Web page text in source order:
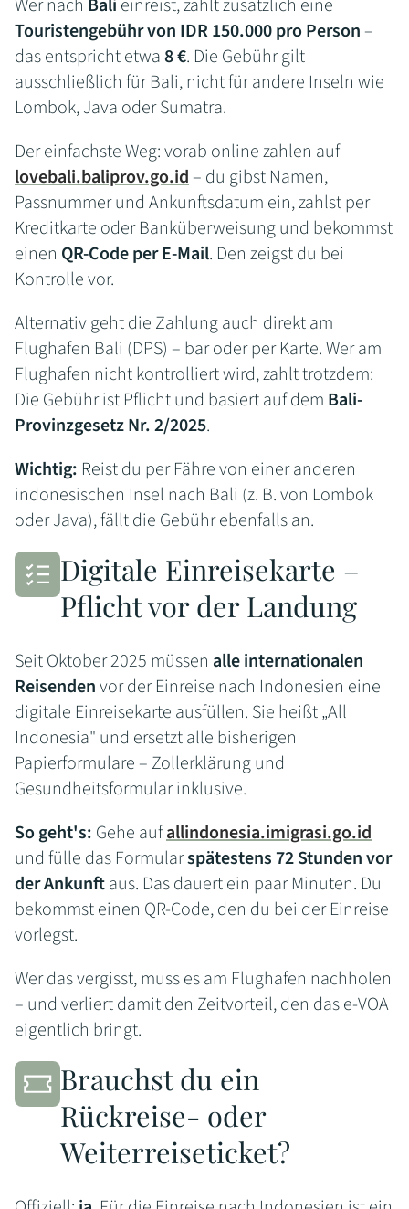
Wer nach Bali einreist, zahlt zusätzlich eine
Touristengebühr von IDR 150.000 pro Person –
das entspricht etwa8 €. Die Gebühr gilt
ausschließlich für Bali, nicht für andere Inseln wie
Lombok, Java oder Sumatra.
Der einfachste Weg: vorab online zahlen auf
lovebali.baliprov.go.id– du gibst Namen,
Passnummer und Ankunftsdatum ein, zahlst per
Kreditkarte oder Banküberweisung und bekommst
einen QR-Code per E-Mail. Den zeigst du bei
Kontrolle vor.
Alternativ geht die Zahlung auch direkt am
Flughafen Bali (DPS) – bar oder per Karte. Wer am
Flughafen nicht kontrolliert wird, zahlt trotzdem:
Die Gebühr ist Pflicht und basiert auf dem Bali-
Provinzgesetz Nr. 2/2025.
Wichtig: Reist du per Fähre von einer anderen
indonesischen Insel nach Bali (z. B. von Lombok
oder Java), fällt die Gebühr ebenfalls an.
Digitale Einreisekarte –
Pflicht vor der Landung
Seit Oktober 2025 müssen alle internationalen
Reisendenvor der Einreise nach Indonesien eine
digitale Einreisekarte ausfüllen. Sie heißt „All
Indonesia" und ersetzt alle bisherigen
Papierformulare – Zollerklärung und
Gesundheitsformular inklusive.
So geht's: Gehe aufallindonesia.imigrasi.go.id
und fülle das Formularspätestens 72 Stunden vor
der Ankunftaus. Das dauert ein paar Minuten. Du
bekommst einen QR-Code, den du bei der Einreise
vorlegst.
Wer das vergisst, muss es am Flughafen nachholen
– und verliert damit den Zeitvorteil, den das e-VOA
eigentlich bringt.
Brauchst du ein
Rückreise- oder
Weiterreiseticket?